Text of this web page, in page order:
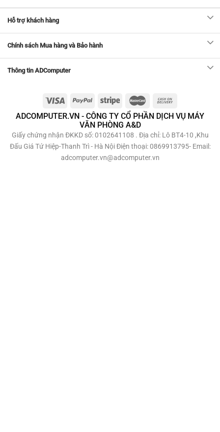
Hỗ trợ khách hàng
Chính sách Mua hàng và Bảo hành
Thông tin ADComputer
ADCOMPUTER.VN - CÔNG TY CỔ PHẦN DỊCH VỤ MÁY
VĂN PHÒNG A&D
Giấy chứng nhận ĐKKD số: 0102641108 . Địa chỉ: Lô BT4-10 ,Khu
Đấu Giá Tứ Hiệp-Thanh Trì - Hà Nội Điện thoại: 0869913795- Email:
adcomputer.vn@adcomputer.vn